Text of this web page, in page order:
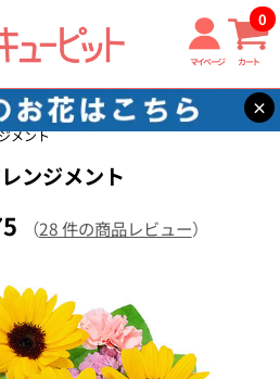
マイページ カート
0
×
ひまわり）
【7月の誕生花（ひまわ
メント
ンジメント
（28 件の商品レビュー）